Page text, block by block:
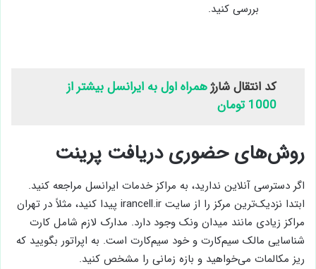
بررسی کنید.
کد انتقال شارژهمراه اول به ایرانسل بیشتر از
1000 تومان
روش‌های حضوری دریافت پرینت
اگر دسترسی آنلاین ندارید، به مراکز خدمات ایرانسل مراجعه کنید.
ابتدا نزدیک‌ترین مرکز را از سایت irancell.ir پیدا کنید، مثلاً در تهران
مراکز زیادی مانند میدان ونک وجود دارد. مدارک لازم شامل کارت
شناسایی مالک سیم‌کارت و خود سیم‌کارت است. به اپراتور بگویید که
ریز مکالمات می‌خواهید و بازه زمانی را مشخص کنید.